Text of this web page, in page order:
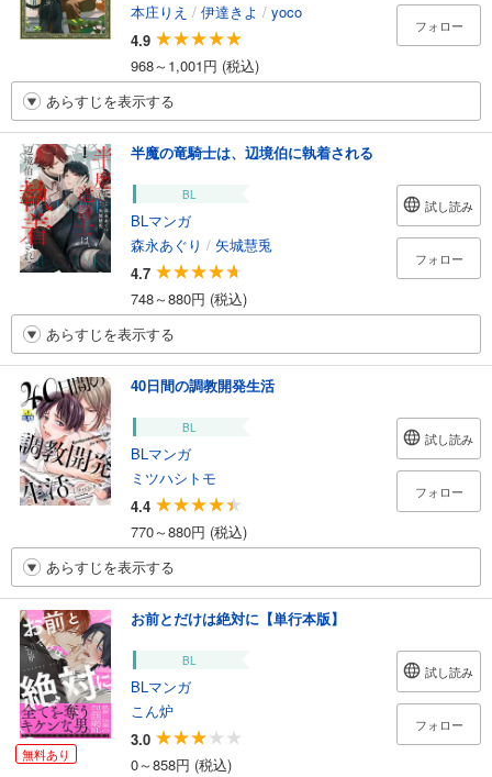
本庄りえ / 伊達きよ / yoco
4.9
968～1,001円 (税込)
フォロー
あらすじを表示する
半魔の竜騎士は、辺境伯に執着される
BL
BLマンガ
森永あぐり / 矢城慧兎
4.7
748～880円 (税込)
試し読み
フォロー
あらすじを表示する
40日間の調教開発生活
BL
BLマンガ
ミツハシトモ
4.4
770～880円 (税込)
試し読み
フォロー
あらすじを表示する
無料あり
お前とだけは絶対に【単行本版】
BL
BLマンガ
こん炉
3.0
0～858円 (税込)
試し読み
フォロー